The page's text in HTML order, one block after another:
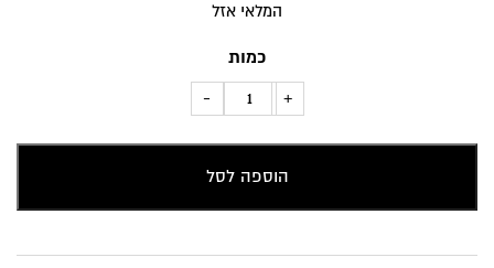
המלאי אזל
כמות
+
כמות
נוי
צורות
-
הוספה לסל